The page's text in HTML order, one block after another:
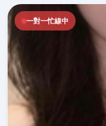
一對一忙線中